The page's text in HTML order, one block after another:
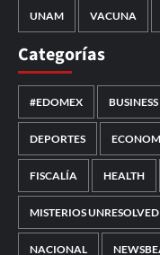
UNAM VACUNA
Categorías
#EDOMEX BUSINESS
DEPORTES
FISCALÍA HEALTH
MISTERIOS UNRESOLVED
NACIONAL